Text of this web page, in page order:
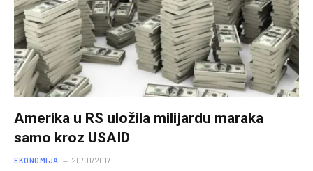
Amerika u RS uložila milijardu maraka
samo kroz USAID
EKONOMIJA 20/01/2017